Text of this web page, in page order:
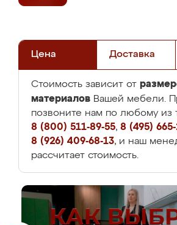
Цена Доставка
Стоимость зависит от
материалов Вашей мебели.
позвоните нам по любому из
8 (800) 511-89-55, 8 (495)
8 (926) 409-68-13, и наш
рассчитает стоимость.